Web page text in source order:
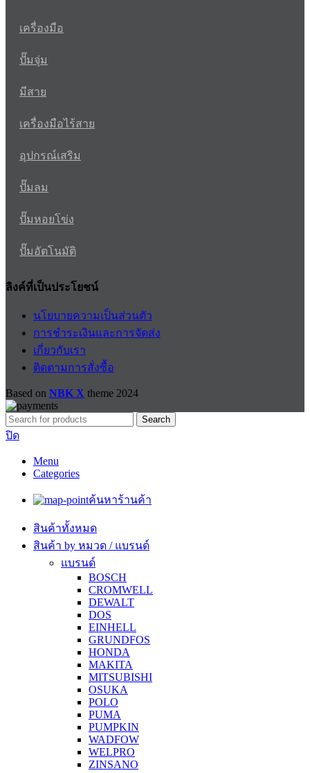
เครื่องมือ
ปั๊มจุ่ม
มีสาย
เครื่องมือไร้สาย
อุปกรณ์เสริม
ปั๊มลม
ปั๊มหอยโข่ง
ปั๊มอัตโนมัติ
ลิงค์ที่เป็นประโยชน์
นโยบายความเป็นส่วนตัว
การชำระเงินและการจัดส่ง
เกี่ยวกับเรา
ติดตามการสั่งซื้อ
Based on NBK X theme 2024
Search
ปิด
Menu
Categories
ค้นหาร้านค้า
สินค้าทั้งหมด
สินค้า by หมวด / แบรนด์
แบรนด์
BOSCH
CROMWELL
DEWALT
DOS
EINHELL
GRUNDFOS
HONDA
MAKITA
MITSUBISHI
OSUKA
POLO
PUMA
PUMPKIN
WADFOW
WELPRO
ZINSANO